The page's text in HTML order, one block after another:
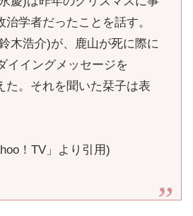
学者だったことを話す。
木浩介)が、鹿山が死に際に
イイングメッセージを
た。それを聞いた栞子は表
！TV」より引用)